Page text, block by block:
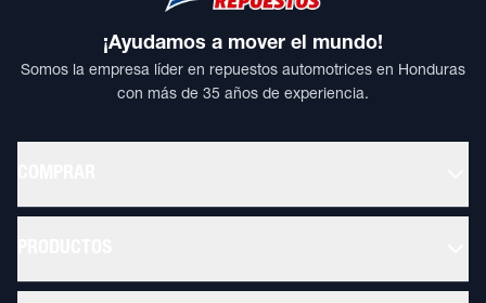
¡Ayudamos a mover el mundo!
Somos la empresa líder en repuestos automotrices en Honduras
con más de 35 años de experiencia.